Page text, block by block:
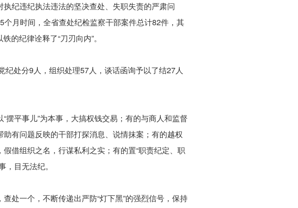
纪违纪执法违法的坚决查处、失职失责的严肃问
月时间，全省查处纪检监察干部案件总计82件，其
的纪律诠释了“刀刃向内”。
处分9人，组织处理57人，谈话函询予以了结27人
平事儿”为本事，大搞权钱交易；有的与商人和监督
有问题反映的干部打探消息、说情抹案；有的越权
借组织之名，行谋私利之实；有的置“职责纪定、职
目无法纪。
处一个，不断传递出严防“灯下黑”的强烈信号，保持